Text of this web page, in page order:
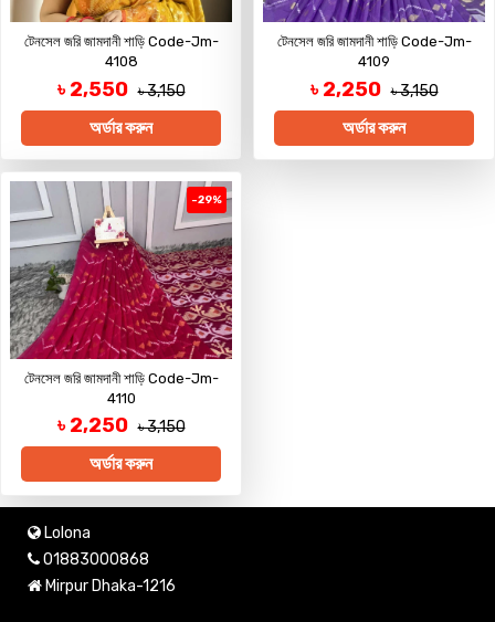
টেনসেল জরি জামদানী শাড়ি Code-Jm-
4108
৳ 2,550 ৳ 3,150
অর্ডার করুন
টেনসেল জরি জামদানী শাড়ি Code-Jm-
4109
৳ 2,250 ৳ 3,150
অর্ডার করুন
-29%
টেনসেল জরি জামদানী শাড়ি Code-Jm-
4110
৳ 2,250 ৳ 3,150
অর্ডার করুন
Lolona
01883000868
Mirpur Dhaka-1216